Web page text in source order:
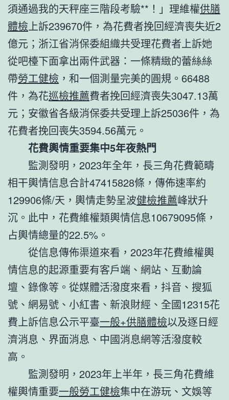
須通過我的天秤座三階段考驗**！」理維權供膳
體檢 上訴239670件，為花費者挽回經濟喪失近2
億元；浙江省消保委組織共受理花費者上訴她
從吧檯下面拿出兩件武器：一條精緻的蕾絲絲
帶勞工健檢 ，和一個測量完美的圓規。66488
件，為花巡檢推薦費者挽回經濟喪失3047.13萬
元；安徽省各級消保委共受理上訴25036件，為
花費者挽回喪失3594.56萬元。
花費輿情重要集中5年夜熱門
監測發明，2023年全年，長三角花費範疇
相干輿情信息合計47415828條，傳佈速率約
129906條/天，輿情走勢呈波健檢推薦峰狀升
沉。此中，花費維權類輿情信息10679095條，
占輿情總量的22.5%。
從信息傳佈渠道來看，2023年花費維權輿
情信息的起源重要有客戶端、網站、互動論
壇、錄像等。從媒體活潑度來看，抖音、搜狐
號、網易號、小紅書、新浪財經、全國12315花
費上訴信息公示平臺一般+供膳體檢以及逐日經
濟消息、界面消息、中國消息網等活潑度較
高。
監測發明，2023年上半年，長三角花費維
權輿情重要一般勞工健檢集中在游玩、文娛等